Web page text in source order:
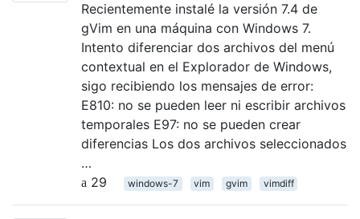
Recientemente instalé la versión 7.4 de
gVim en una máquina con Windows 7.
Intento diferenciar dos archivos del menú
contextual en el Explorador de Windows,
sigo recibiendo los mensajes de error:
E810: no se pueden leer ni escribir archivos
temporales E97: no se pueden crear
diferencias Los dos archivos seleccionados
…
29
windows-7 vim gvim vimdiff